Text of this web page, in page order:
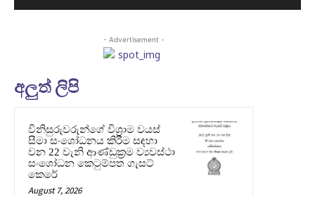
- Advertisement -
අලුත් ලිපි
විනිසුරුවරුන්ගේ විශ්‍රාම වයස්
සීමා සංශෝධනය කිරීම සඳහා
වන 22 වැනි ආණ්ඩුක්‍රම ව්‍යවස්ථා
සංශෝධන කෙටුම්පත ගැසට්
කෙරේ
August 7, 2026